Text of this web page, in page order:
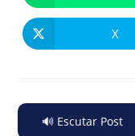
X
🔊 Escutar Post